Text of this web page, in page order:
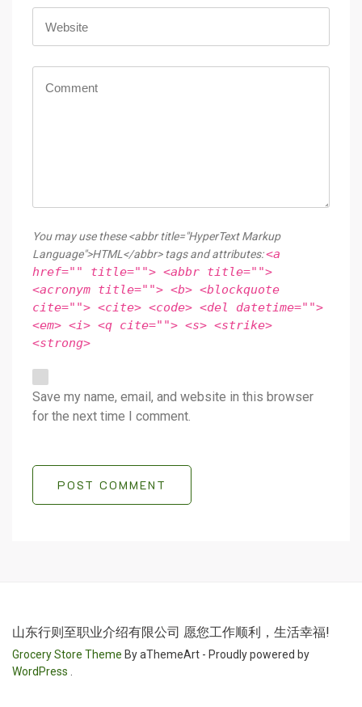
You may use these <abbr title="HyperText Markup
Language">HTML</abbr> tags and attributes:<a
href="" title=""> <abbr title="">
<acronym title=""> <b> <blockquote
cite=""> <cite> <code> <del datetime="">
<em> <i> <q cite=""> <s> <strike>
<strong>
Save my name, email, and website in this browser
for the next time I comment.
POST COMMENT
山东行则至职业介绍有限公司 愿您工作顺利，生活幸福!
Grocery Store Theme By aThemeArt - Proudly powered by
WordPress